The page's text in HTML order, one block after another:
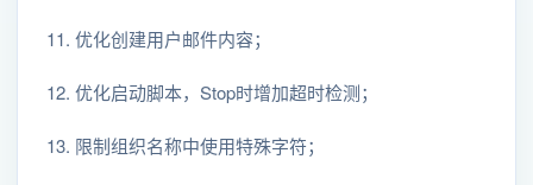
11. 优化创建用户邮件内容；
12. 优化启动脚本，Stop时增加超时检测；
13. 限制组织名称中使用特殊字符；